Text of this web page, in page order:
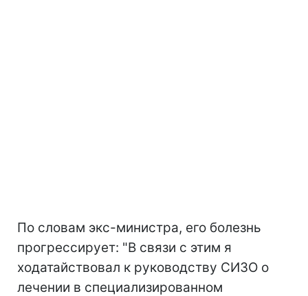
По словам экс-министра, его болезнь
прогрессирует: "В связи с этим я
ходатайствовал к руководству СИЗО о
лечении в специализированном